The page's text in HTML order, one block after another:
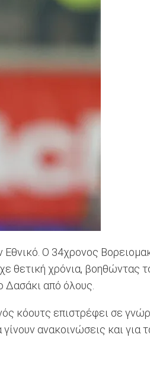
Εθνικό. Ο 34χρονος
θετική χρόνια, βοηθώντας
Δασάκι από όλους.
κόουτς επιστρέφει σε
ανακοινώσεις και για